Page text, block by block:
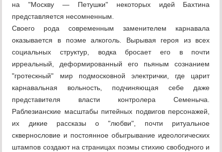
на "Москву — Петушки" некоторых идей Бахтина
представляется несомненным.
Своего рода современным заменителем карнавала
оказывается в поэме алкоголь. Вырывая героя из всех
социальных структур, водка бросает его в почти
ирреальный, деформированный его пьяным сознанием
"гротескный" мир подмосковной электрички, где царит
карнавальная вольность, подчиняющая себе даже
представителя власти контролера Семеныча.
Раблезианские масштабы питейных подвигов персонажей,
их дикие рассказы о "любви", почти ритуальное
сквернословие и постоянное обыгрывание идеологических
штампов создают на страницах поэмы стихию свободного и